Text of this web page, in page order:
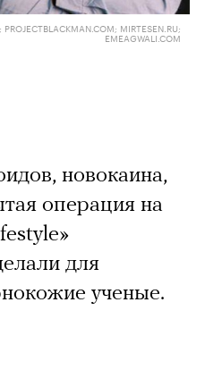
MIRTESEN.RU;
EMEAGWALI.COM
новокаина,
операция на
для
ученые.